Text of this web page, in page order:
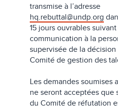
transmise à l’adresse
hq.rebuttal@undp.org
15 jours ouvrables
communication à la
supervisée de la
Comité de gestion des
Les demandes soumises
ne seront acceptées que
du Comité de réfutation